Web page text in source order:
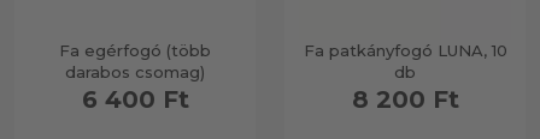
Fa egérfogó (több
darabos csomag)
6 400 Ft
Fa patkányfogó LUNA, 10
db
8 200 Ft